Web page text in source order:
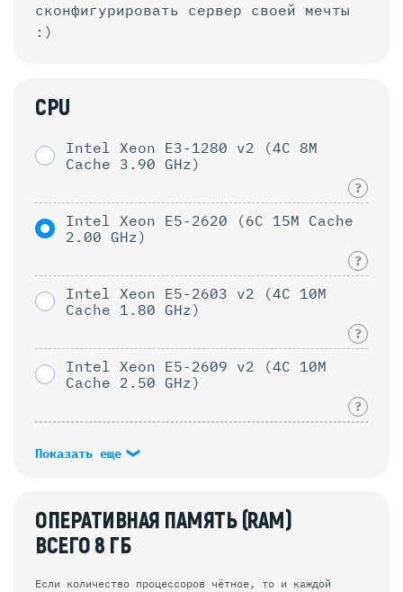
сконфигурировать сервер своей мечты
:)
CPU
Intel Xeon E3-1280 v2 (4C 8M
Cache 3.90 GHz)
?
Intel Xeon E5-2620 (6C 15M Cache
2.00 GHz)
?
Intel Xeon E5-2603 v2 (4C 10M
Cache 1.80 GHz)
?
Intel Xeon E5-2609 v2 (4C 10M
Cache 2.50 GHz)
?
Показать еще
ОПЕРАТИВНАЯ ПАМЯТЬ (RAM)
ВСЕГО8 ГБ
Если количество процессоров чётное, то и каждой